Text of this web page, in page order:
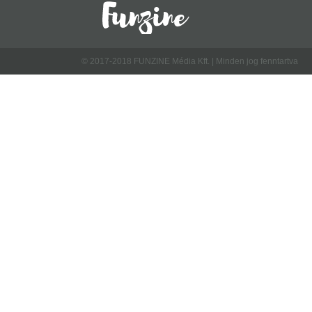
© 2017-2018 FUNZINE Média Kft. | Minden jog fenntartva